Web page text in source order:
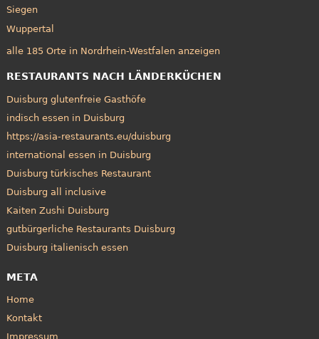
Siegen
Wuppertal
alle 185 Orte in Nordrhein-Westfalen anzeigen
RESTAURANTS NACH LÄNDERKÜCHEN
Duisburg glutenfreie Gasthöfe
indisch essen in Duisburg
https://asia-restaurants.eu/duisburg
international essen in Duisburg
Duisburg türkisches Restaurant
Duisburg all inclusive
Kaiten Zushi Duisburg
gutbürgerliche Restaurants Duisburg
Duisburg italienisch essen
META
Home
Kontakt
Impressum